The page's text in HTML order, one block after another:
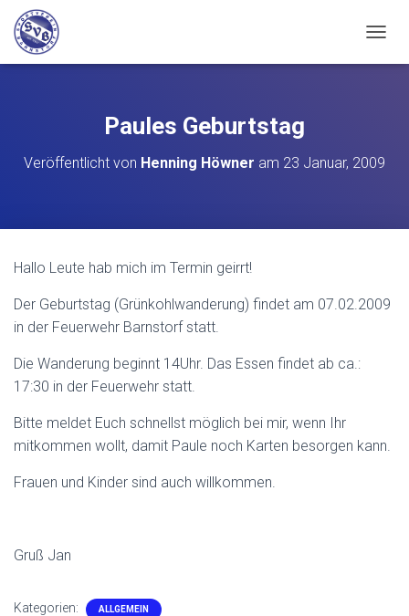
A
I
A
Paules Geburtstag
Veröffentlicht von Henning Höwner am 23 Januar, 2009
Hallo Leute hab mich im Termin geirrt!
Der Geburtstag (Grünkohlwanderung) findet am 07.02.2009
in der Feuerwehr Barnstorf statt.
Die Wanderung beginnt 14Uhr. Das Essen findet ab ca.:
17:30 in der Feuerwehr statt.
Bitte meldet Euch schnellst möglich bei mir, wenn Ihr
mitkommen wollt, damit Paule noch Karten besorgen kann.
Frauen und Kinder sind auch willkommen.
Gruß Jan
Kategorien: ALLGEMEIN